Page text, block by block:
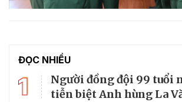
ĐỌC NHIỀU
1
Người đồng đội 99 tuổi
tiễn biệt Anh hùng La